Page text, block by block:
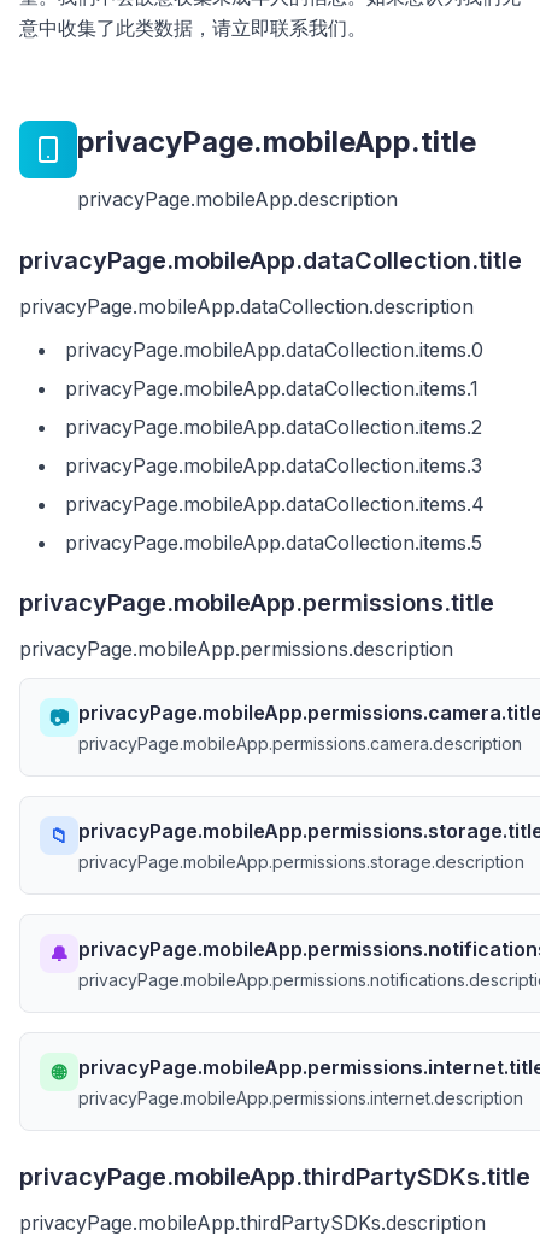
意中收集了此类数据，请立即联系我们。
privacyPage.mobileApp.title
privacyPage.mobileApp.description
privacyPage.mobileApp.dataCollection.title
privacyPage.mobileApp.dataCollection.description
privacyPage.mobileApp.dataCollection.items.0
privacyPage.mobileApp.dataCollection.items.1
privacyPage.mobileApp.dataCollection.items.2
privacyPage.mobileApp.dataCollection.items.3
privacyPage.mobileApp.dataCollection.items.4
privacyPage.mobileApp.dataCollection.items.5
privacyPage.mobileApp.permissions.title
privacyPage.mobileApp.permissions.description
📷
privacyPage.mobileApp.permissions.camera.description
📁
privacyPage.mobileApp.permissions.storage.description
🔔
🌐
privacyPage.mobileApp.permissions.internet.description
privacyPage.mobileApp.thirdPartySDKs.title
privacyPage.mobileApp.thirdPartySDKs.description